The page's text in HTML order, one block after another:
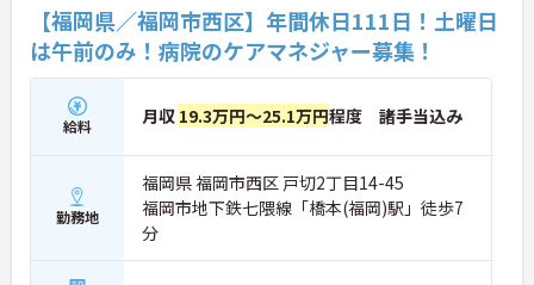
【福岡県／福岡市西区】年間休日111日！土曜日
は午前のみ！病院のケアマネジャー募集！
給料 月収 19.3万円～25.1万円程度 諸手当込み
勤務地
福岡県 福岡市西区 戸切2丁目14-45
福岡市地下鉄七隈線「橋本(福岡)駅」徒歩7
分